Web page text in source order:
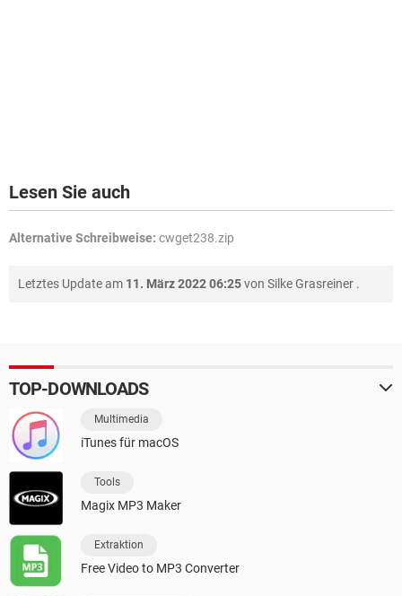
Lesen Sie auch
Alternative Schreibweise: cwget238.zip
Letztes Update am 11. März 2022 06:25von Silke Grasreiner .
TOP-DOWNLOADS
Multimedia
iTunes für macOS
Tools
Magix MP3 Maker
Extraktion
Free Video to MP3 Converter